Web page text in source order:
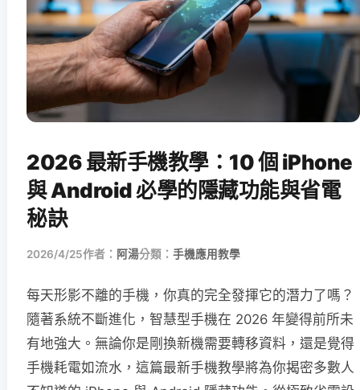
2026 最新手機教學：10 個 iPhone
與 Android 必學的隱藏功能與省電
秘訣
2026/4/25作者： 阿湯分類： 手機應用教學
每天形影不離的手機，你真的完全發揮它的潛力了嗎？
隨著系統不斷進化，智慧型手機在 2026 年變得前所未
有地強大。無論你是剛換新機需要轉移資料，還是覺得
手機耗電如流水，這篇最新手機教學將為你揭密多數人